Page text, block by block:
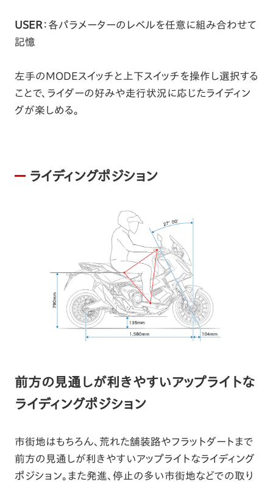
USER ：各パラメーターのレベルを任意に組み合わせて
記憶
左手のMODEスイッチと上下スイッチを操作し選択する
ことで、ライダーの好みや走行状況に応じたライディン
グが楽しめる。
ライディングポジション
前方の見通しが利きやすいアップライトな
ライディングポジション
市街地はもちろん、荒れた舗装路やフラットダートまで
前方の見通しが利きやすいアップライトなライディング
ポジション。また発進、停止の多い市街地などでの取り